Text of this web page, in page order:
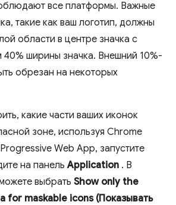
все платформы. Важные
такие как ваш логотип, должны
области в центре значка с
ширины значка. Внешний 10%-
обрезан на некоторых
какие части ваших иконок
зоне, используя Chrome
Web App, запустите
на панельApplication . В
выбрать Show only the
for maskable icons (Показывать